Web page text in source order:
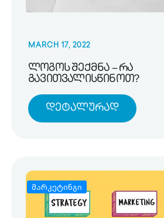
MARCH 17, 2022
ლოგოს შექმნა – რა
გავითვალისწინოთ?
Დეტალურად
მარკეტინგი